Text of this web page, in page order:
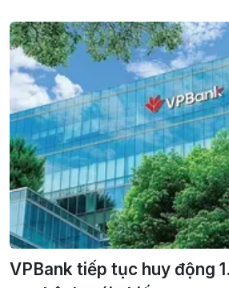
VPBank tiếp tục huy động